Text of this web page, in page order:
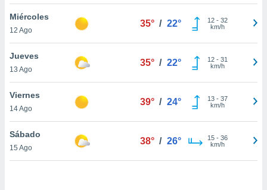
sitio
En
sean
el sitio
ni para
o
Miércoles
12 Ago
35° / 22° 12- 32
km/h
Jueves
13 Ago
35° / 22° 12- 31
km/h
Viernes
14 Ago
39° / 24° 13- 37
km/h
Sábado
15 Ago
38° / 26° 15- 36
km/h